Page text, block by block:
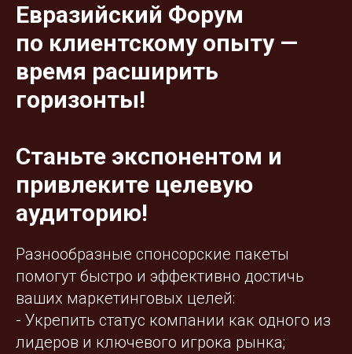
Евразийский Форум
по клиентскому опыту —
время расширить
горизонты!
Станьте экспонентом и
привлеките целевую
аудиторию!
Разнообразные спонсорские пакеты
помогут быстро и эффективно достичь
ваших маркетинговых целей:
- Укрепить статус компании как одного из
лидеров и ключевого игрока рынка;